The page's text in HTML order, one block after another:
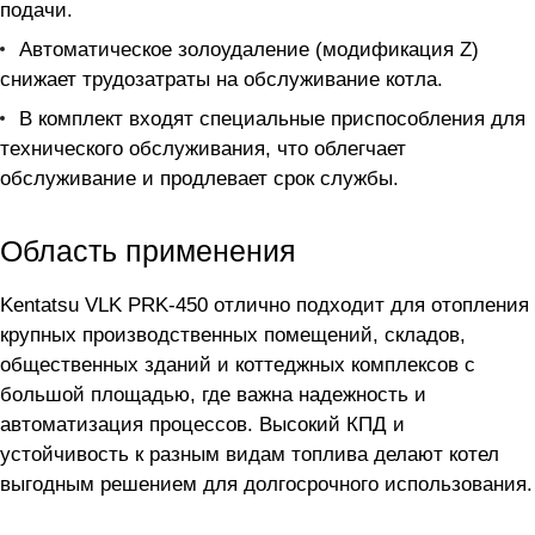
подачи.
Автоматическое золоудаление (модификация Z)
снижает трудозатраты на обслуживание котла.
В комплект входят специальные приспособления для
технического обслуживания, что облегчает
обслуживание и продлевает срок службы.
Область применения
Kentatsu VLK PRK-450 отлично подходит для отопления
крупных производственных помещений, складов,
общественных зданий и коттеджных комплексов с
большой площадью, где важна надежность и
автоматизация процессов. Высокий КПД и
устойчивость к разным видам топлива делают котел
выгодным решением для долгосрочного использования.